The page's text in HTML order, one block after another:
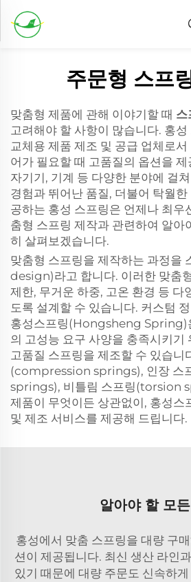
주문형 스프
맞춤형 제품에 관해 이야기할 때 스
고려해야 할 사항이 많습니다. 홍
교체용 제품 제조 및 공급 업체로
어가 필요할 때 고품질의 옵션을
자기기, 기계 등 다양한 분야에 걸
경험과 뛰어난 품질, 더불어 탁월
공하는 홍성 스프링은 언제나 최우
춤형 스프링 제작과 관련하여 알아
히 살펴보겠습니다.
맞춤형 스프링을 제작하는 과정을
design)라고 합니다. 이러한 맞춤
제한, 무거운 하중, 고온 환경 등 다
도록 설계할 수 있습니다. 커스텀
홍성스프링(Hongsheng Spring)
의 고성능 요구 사양을 충족시키기
고품질 스프링을 제조할 수 있습니
(compression springs), 인장 스
springs), 비틀림 스프링(torsion
제품이 무엇이든 상관없이, 홍성스
및 제조 서비스를 제공해 드립니다.
알아야 할 모
홍성에서 맞춤 스프링을 대량 구
션이 제공됩니다. 최신 생산 라인
있기 때문에 대량 주문도 신속하